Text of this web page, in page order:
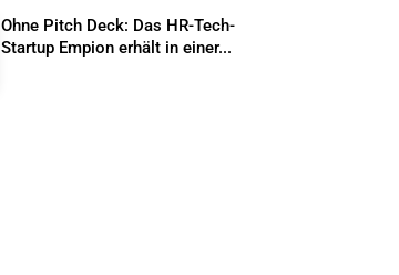
Ohne Pitch Deck: Das HR-Tech-
Startup Empion erhält in einer...